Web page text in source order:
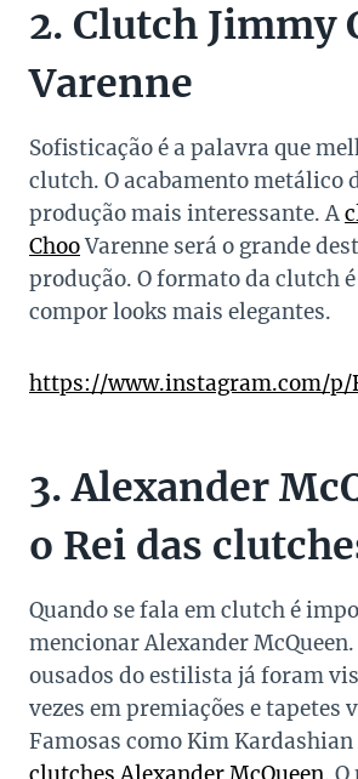
2. Clutch Jimmy
Varenne
Sofisticação é a palavra que
clutch. O acabamento metálico
produção mais interessante. A
ChooVarenne será o grande
produção. O formato da clutch
compor looks mais elegantes.
https://www.instagram.com/p/
3. Alexander
o Rei das
Quando se fala em clutch é
mencionar Alexander McQueen.
ousados do estilista já foram
vezes em premiações e tapetes
Famosas como Kim